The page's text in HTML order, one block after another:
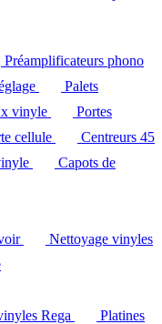
Préamplificateurs phono
Palets
vinyle
Portes
cellule
Centreurs 45
Capots de
Nettoyage vinyles
Rega
Platines